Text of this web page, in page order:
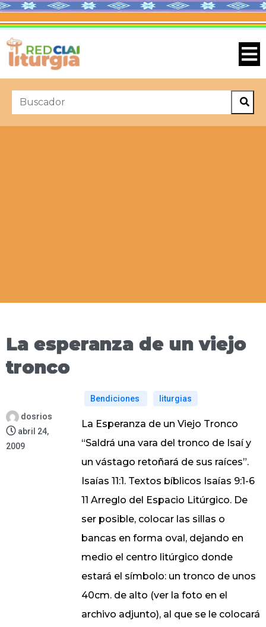
La esperanza de un viejo
tronco
dosrios
abril 24,
2009
Bendiciones liturgias
La Esperanza de un Viejo Tronco
“Saldrá una vara del tronco de Isaí y
un vástago retoñará de sus raíces”.
Isaías 11:1. Textos bíblicos Isaías 9:1-6
11 Arreglo del Espacio Litúrgico. De
ser posible, colocar las sillas o
bancas en forma oval, dejando en
medio el centro litúrgico donde
estará el símbolo: un tronco de unos
40cm. de alto (ver la foto en el
archivo adjunto), al que se le colocará